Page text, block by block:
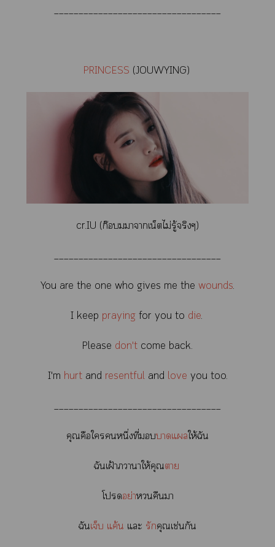
__________________________________
PRINCESS (JOUWYING)
cr.IU (ก๊อบมาาเน็ตไม่รู้จริงๆ)
__________________________________
You are the one who gives me the wounds.
I keep praying for you to die.
Please don't come back.
I'm hurtand resentfuland love you too.
__________________________________
คุณคือใหนึ่งที่าแให้ฉัน
ฉันเฝ้าาาให้คุณา
โอย่าคืนา
ฉันเจ็บ แค้น แะ รักคุณเช่นกัน